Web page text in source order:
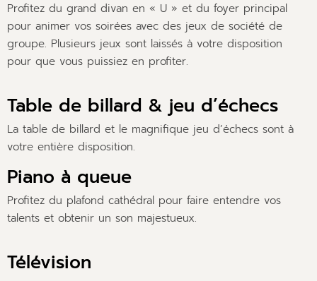
Profitez du grand divan en « U » et du foyer principal
pour animer vos soirées avec des jeux de société de
groupe. Plusieurs jeux sont laissés à votre disposition
pour que vous puissiez en profiter.
Table de billard & jeu d’échecs
La table de billard et le magnifique jeu d’échecs sont à
votre entière disposition.
Piano à queue
Profitez du plafond cathédral pour faire entendre vos
talents et obtenir un son majestueux.
Télévision